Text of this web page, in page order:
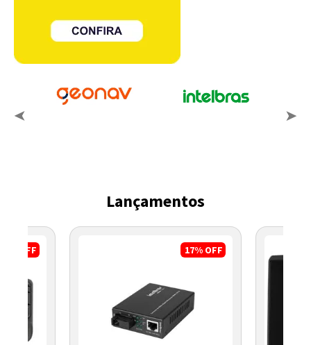
Lançamentos
OFF 17% OFF